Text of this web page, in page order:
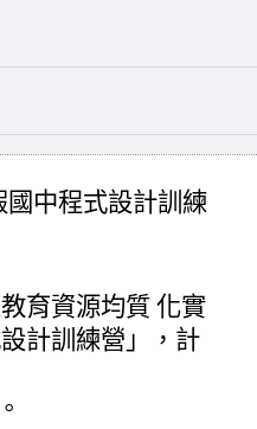
中程式設計訓練
育資源均質 化實
計訓練營」，計